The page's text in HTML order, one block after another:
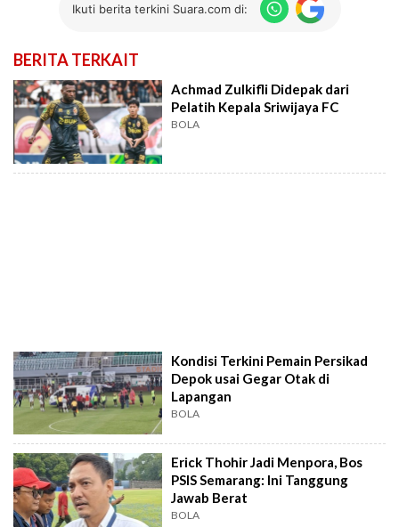
Ikuti berita terkini Suara.com di:
BERITA TERKAIT
Achmad Zulkifli Didepak dari
Pelatih Kepala Sriwijaya FC
BOLA
Kondisi Terkini Pemain Persikad
Depok usai Gegar Otak di
Lapangan
BOLA
Erick Thohir Jadi Menpora, Bos
PSIS Semarang: Ini Tanggung
Jawab Berat
BOLA